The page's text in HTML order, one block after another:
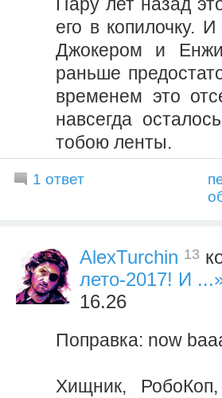
Пару лет назад
его в копилочку.
Джокером и
раньше
временем это
навсегда
тобою ленты.
1 ответ
AlexTurchin 13
лето-2017! И
16.26
Поправка: now
Хищник,